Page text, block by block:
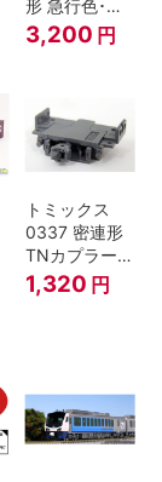
形 急行色･一
段窓 Ｔ Nゲー
ジ
3,200 円
トミックス
0337 密連形
TNカプラー
(6個入・SPタ
イプ)
1,320 円